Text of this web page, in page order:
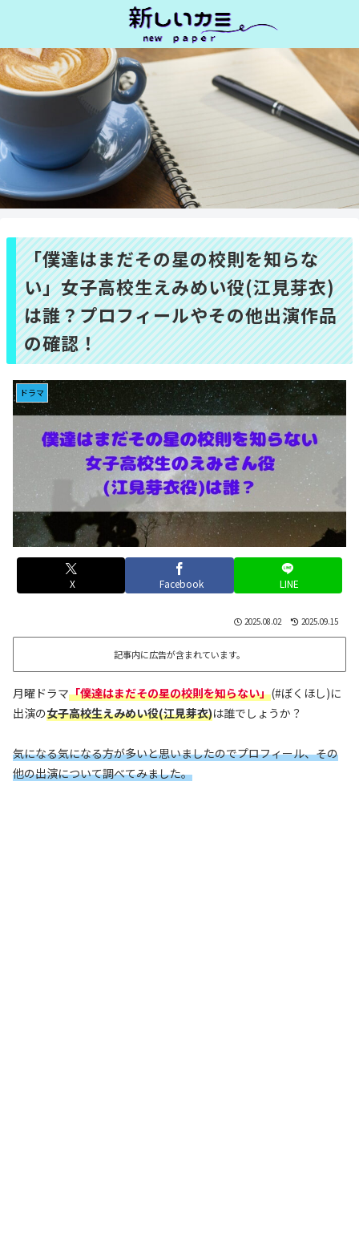
「僕達はまだその星の校則を知らな
い」女子高校生えみめい役(江見芽衣)
は誰？プロフィールやその他出演作品
の確認！
ドラマ
X Facebook LINE
2025.08.02 2025.09.15
記事内に広告が含まれています。
月曜ドラマ「僕達はまだその星の校則を知らない」(#ぼくほし)に
出演の女子高校生えみめい役(江見芽衣)は誰でしょうか？
気になる気になる方が多いと思いましたのでプロフィール、その
他の出演について調べてみました。